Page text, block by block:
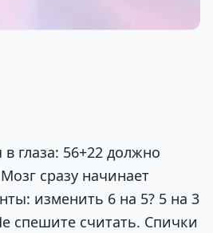
глаза: 56+22 должно
сразу начинает
изменить 6 на 5? 5 на 3
спешите считать. Спички